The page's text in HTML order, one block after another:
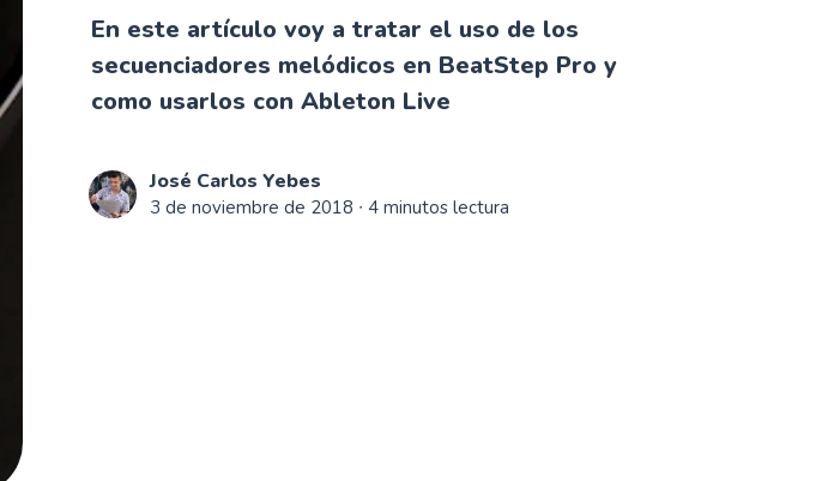
En este artículo voy a tratar el uso de los
secuenciadores melódicos en BeatStep Pro y
como usarlos con Ableton Live
José Carlos Yebes
3 de noviembre de 2018 ∙ 4 minutos lectura